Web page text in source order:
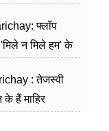
फ्लॉप
न मिले हम' के
: तेजस्वी
के हैं माहिर